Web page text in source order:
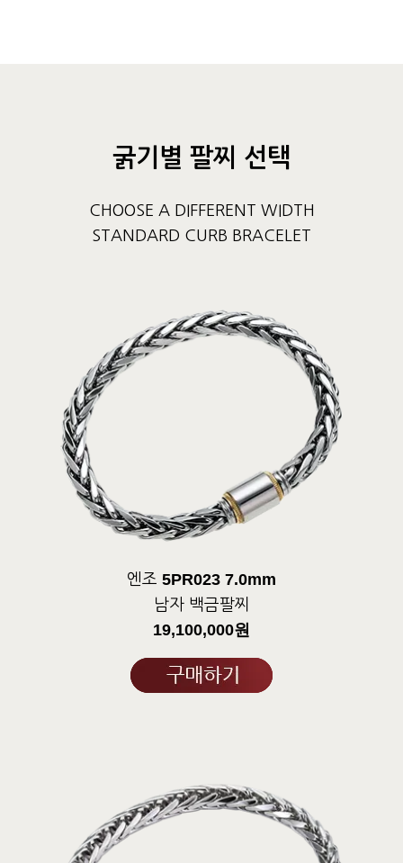
굵기별 팔찌 선택
CHOOSE A DIFFERENT WIDTH
STANDARD CURB BRACELET
엔조 5PR023 7.0mm
남자 백금팔찌
19,100,000원